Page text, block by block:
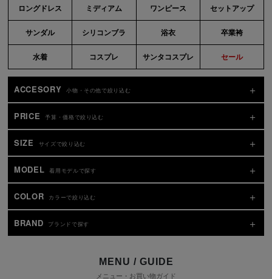
ロングドレス ミディアム ワンピース セットアップ
サンダル シリコンブラ 浴衣 卒業袴
水着 コスプレ サンタコスプレ セール
ACCESORY 小物・その他で絞り込む
PRICE 予算・価格で絞り込む
SIZE サイズで絞り込む
MODEL 着用モデルで探す
COLOR カラーで絞り込む
BRAND ブランドで探す
MENU / GUIDE
メニュー・お買い物ガイド